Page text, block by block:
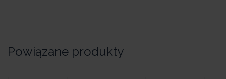
Powiązane produkty